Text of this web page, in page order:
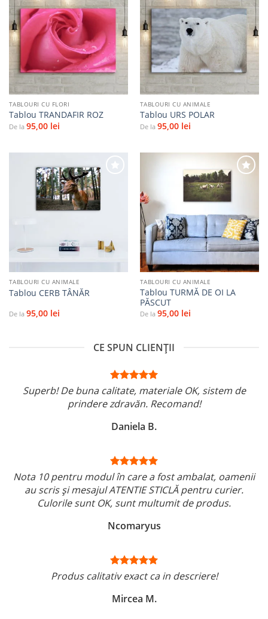
Adaugă
favorite
TABLOURI CU FLORI
Tablou TRANDAFIR ROZ
De la 95,00 lei
Adaugă
TABLOURI CU ANIMALE
Tablou URS POLAR
De la 95,00 lei
Adaugă
TABLOURI CU ANIMALE
Tablou CERB TÂNĂR
De la 95,00 lei
Adaugă
favorite
TABLOURI CU ANIMALE
Tablou TURMĂ DE OI LA
PĂSCUT
De la 95,00 lei
CE SPUN CLIENȚII
Superb! De buna calitate, materiale OK, sistem de
prindere zdravăn. Recomand!
Daniela B.
Nota 10 pentru modul în care a fost ambalat, oamenii
au scris și mesajul ATENTIE STICLĂ pentru curier.
Culorile sunt OK, sunt multumit de produs.
Ncomaryus
Produs calitativ exact ca in descriere!
Mircea M.